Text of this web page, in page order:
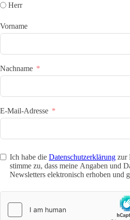
Herr
Vorname
Nachname
E-Mail-Adresse
Ich habe die Datenschutzerklärung zur
stimme zu, dass meine Angaben und
Newsletters elektronisch erhoben und